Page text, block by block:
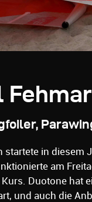
startete in diesem
am
Duotone hat
und auch die